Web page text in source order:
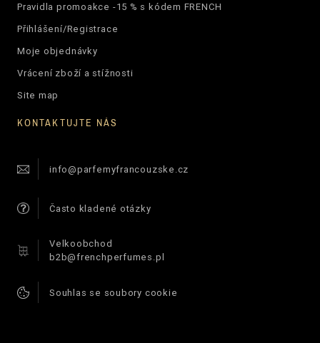
Pravidla promoakce -15 % s kódem FRENCH
Přihlášení/Registrace
Moje objednávky
Vrácení zboží a stížnosti
Site map
KONTAKTUJTE NÁS
info@parfemyfrancouzske.cz
Často kladené otázky
Velkoobchod
b2b@frenchperfumes.pl
Souhlas se soubory cookie